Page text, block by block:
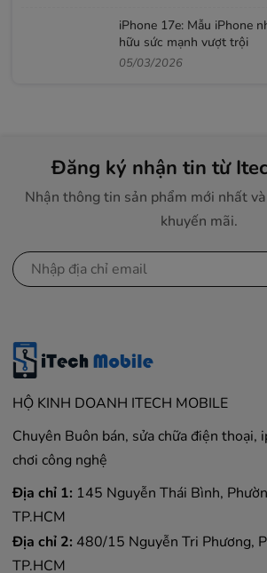
iPhone 17e: Mẫu iPhone
hữu sức mạnh vượt trội
05/03/2026
Đăng ký nhận tin từ
Nhận thông tin sản phẩm mới nhất
khuyến mãi.
HỘ KINH DOANH ITECH MOBILE
Chuyên Buôn bán, sửa chữa điện thoại,
chơi công nghệ
Địa chỉ 1: 145 Nguyễn Thái Bình,
TP.HCM
Địa chỉ 2: 480/15 Nguyễn Tri Phương,
TP.HCM